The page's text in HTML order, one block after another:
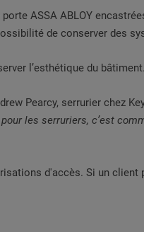
ASSA ABLOY
de conserver des
l’esthétique du bâtiment.
Pearcy, serrurier chez
les serruriers, c’est
d'accès. Si un client